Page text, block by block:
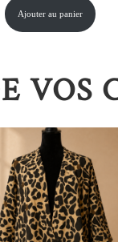
Ajouter au panier
VOS